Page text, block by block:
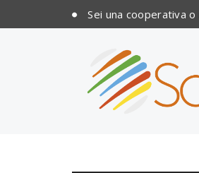
Sei una cooperativa o